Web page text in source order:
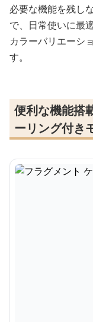
必要な機能を残し
で、日常使いに最
カラーバリエーシ
す。
便利な機能搭
ーリング付き